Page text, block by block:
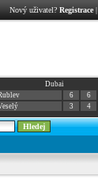
Nový uživatel? Registrace|
Dubai
6
6
3 4